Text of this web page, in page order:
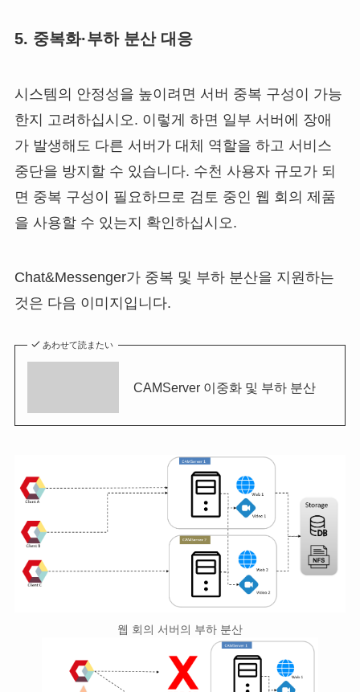
5. 중복화·부하 분산 대응
시스템의 안정성을 높이려면 서버 중복 구성이 가능
한지 고려하십시오. 이렇게 하면 일부 서버에 장애
가 발생해도 다른 서버가 대체 역할을 하고 서비스
중단을 방지할 수 있습니다. 수천 사용자 규모가 되
면 중복 구성이 필요하므로 검토 중인 웹 회의 제품
을 사용할 수 있는지 확인하십시오.
Chat&Messenger가 중복 및 부하 분산을 지원하는
것은 다음 이미지입니다.
あわせて読またい
CAMServer 이중화 및 부하 분산
웹 회의 서버의 부하 분산